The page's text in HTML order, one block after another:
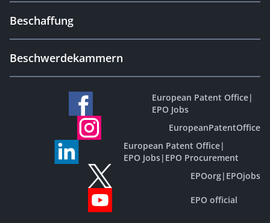
Beschaffung
Beschwerdekammern
European Patent Office|
EPO Jobs
EuropeanPatentOffice
European Patent Office|
EPO Jobs| EPO Procurement
EPOorg| EPOjobs
EPO official